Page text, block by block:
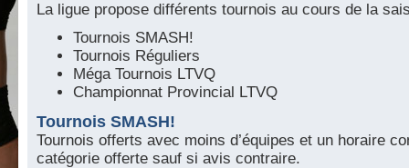
La ligue propose différents tournois au cours de la
Tournois SMASH!
Tournois Réguliers
Méga Tournois LTVQ
Championnat Provincial LTVQ
Tournois SMASH!
Tournois offerts avec moins d’équipes et un horaire
catégorie offerte sauf si avis contraire.